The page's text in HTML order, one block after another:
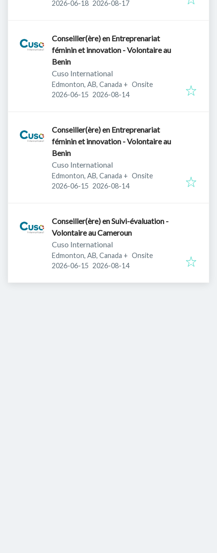
Published:
2026-06-18 Expires:
2026-08-17
Conseiller(ère) en Entreprenariat
féminin et innovation - Volontaire au
Benin
Cuso International
Edmonton, AB, Canada + Onsite
Published:
2026-06-15 Expires:
2026-08-14
Conseiller(ère) en Entreprenariat
féminin et innovation - Volontaire au
Benin
Cuso International
Edmonton, AB, Canada + Onsite
Published:
2026-06-15 Expires:
2026-08-14
Conseiller(ère) en Suivi-évaluation -
Volontaire au Cameroun
Cuso International
Edmonton, AB, Canada + Onsite
Published:
2026-06-15 Expires:
2026-08-14